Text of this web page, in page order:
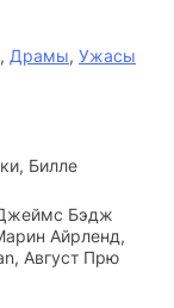
, Драмы, Ужасы
Билле
Бэдж
Айрленд,
Август Прю